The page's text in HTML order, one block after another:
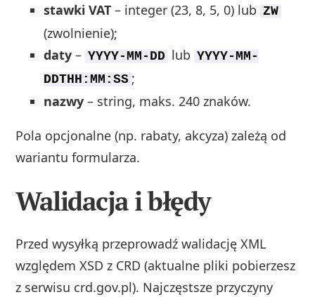
stawki VAT – integer (23, 8, 5, 0) lub ZW
(zwolnienie);
daty – YYYY-MM-DD lub YYYY-MM-
DDTHH:MM:SS ;
nazwy – string, maks. 240 znaków.
Pola opcjonalne (np. rabaty, akcyza) zależą od
wariantu formularza.
Walidacja i błędy
Przed wysyłką przeprowadź walidację XML
względem XSD z CRD (aktualne pliki pobierzesz
z serwisu crd.gov.pl). Najczęstsze przyczyny